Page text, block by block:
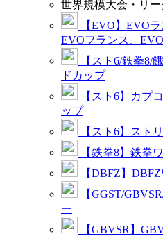
世界規模大会・リー
【EVO】EVO
EVOフランス、
【スト6/鉄拳8/
ドカップ
【スト6】カプ
ップ
【スト6】スト
【鉄拳8】鉄拳
【DBFZ】
【GGST/
ー
【GBVSR】